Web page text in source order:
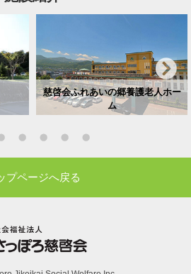
慈啓会ふれあいの郷養護老人ホー
ム
プページへ戻る